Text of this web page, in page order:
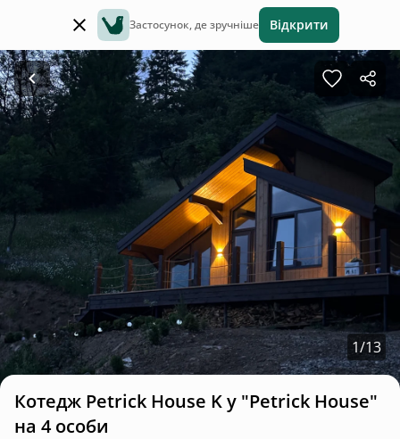
Застосунок, де зручніше Відкрити
1/13
Котедж Petrick House K у "Petrick House"
на 4 особи